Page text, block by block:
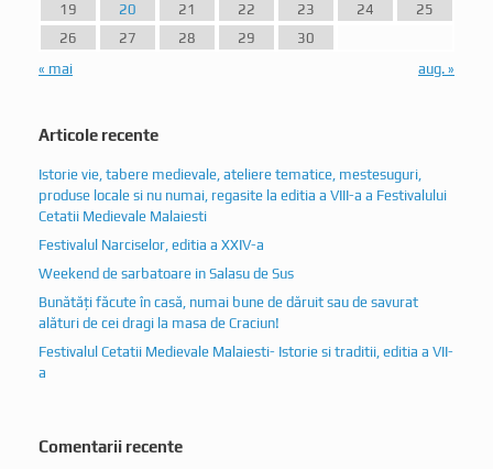
19
20 21 22 23 24
25
26
27 28 29
30
« mai
aug. »
Articole recente
Istorie vie, tabere medievale, ateliere tematice, mestesuguri,
produse locale si nu numai, regasite la editia a VIII-a a Festivalului
Cetatii Medievale Malaiesti
Festivalul Narciselor, editia a XXIV-a
Weekend de sarbatoare in Salasu de Sus
Bunătăți făcute în casă, numai bune de dăruit sau de savurat
alături de cei dragi la masa de Craciun!
Festivalul Cetatii Medievale Malaiesti- Istorie si traditii, editia a VII-
a
Comentarii recente